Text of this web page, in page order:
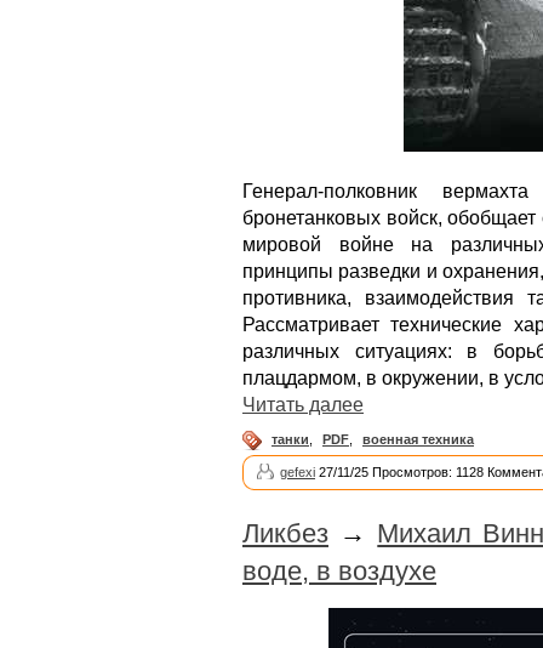
Генерал-полковник
бронетанковых войск,
мировой войне на
принципы разведки и
противника, взаимодействия
Рассматривает технические
различных ситуациях: в
плацдармом, в окружении, в
Читать далее
танки PDF военная техника
gefexi 27/11/25 Просмотров: 1128
Ликбез → Михаил
воде, в воздухе